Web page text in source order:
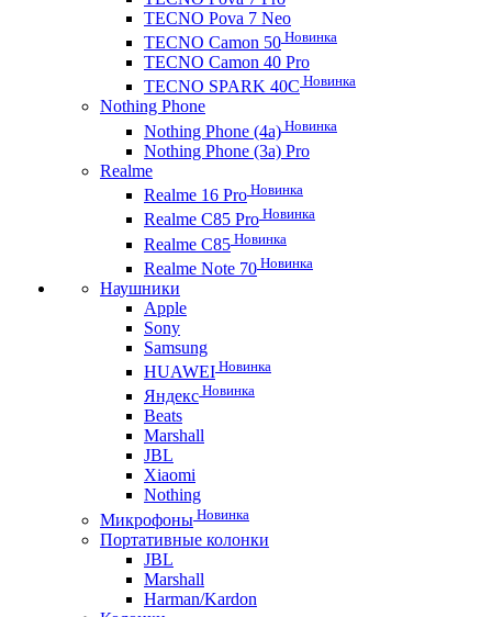
TECNO Pova 7 Neo
TECNO Camon 50 Новинка
TECNO Camon 40 Pro
TECNO SPARK 40C Новинка
Nothing Phone
Nothing Phone (4a) Новинка
Nothing Phone (3a) Pro
Realme
Realme 16 Pro Новинка
Realme C85 Pro Новинка
Realme C85 Новинка
Realme Note 70 Новинка
Наушники
Apple
Sony
Samsung
HUAWEI Новинка
Яндекс Новинка
Beats
Marshall
JBL
Xiaomi
Nothing
Микрофоны Новинка
Портативные колонки
JBL
Marshall
Harman/Kardon